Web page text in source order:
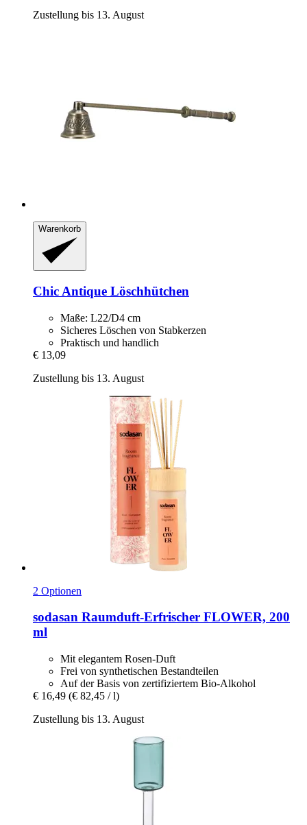
Zustellung bis 13. August
Warenkorb
Chic Antique Löschhütchen
Maße: L22/D4 cm
Sicheres Löschen von Stabkerzen
Praktisch und handlich
€ 13,09
Zustellung bis 13. August
2 Optionen
sodasan Raumduft-​Erfrischer FLOWER, 200
ml
Mit elegantem Rosen-Duft
Frei von synthetischen Bestandteilen
Auf der Basis von zertifiziertem Bio-Alkohol
€ 16,49 (€ 82,45 / l)
Zustellung bis 13. August